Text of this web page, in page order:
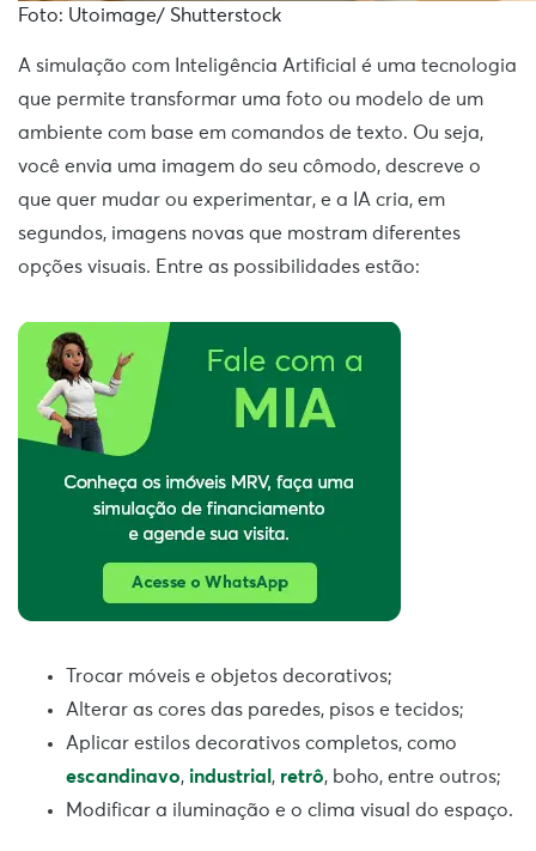
Foto: Utoimage/ Shutterstock
A simulação com Inteligência Artificial é uma tecnologia
que permite transformar uma foto ou modelo de um
ambiente com base em comandos de texto. Ou seja,
você envia uma imagem do seu cômodo, descreve o
que quer mudar ou experimentar, e a IA cria, em
segundos, imagens novas que mostram diferentes
opções visuais. Entre as possibilidades estão:
Trocar móveis e objetos decorativos;
Alterar as cores das paredes, pisos e tecidos;
Aplicar estilos decorativos completos, como
escandinavo, industrial , retrô, boho, entre outros;
Modificar a iluminação e o clima visual do espaço.